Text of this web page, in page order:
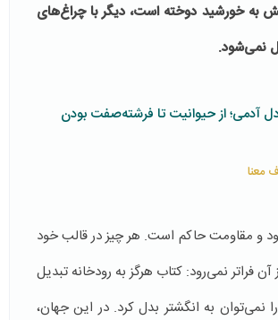
به خورشید دوخته است، دیگر با چراغ‌های
نمی‌شود.
آدمی؛ از حیوانیت تا فرشته‌صفت بودن
معنا
و مقاومت حاکم است. هر چیز در قالب خود
فراتر نمی‌رود: کتاب هرگز به رودخانه تبدیل
نمی‌توان به انگشتر بدل کرد. در این جهان،